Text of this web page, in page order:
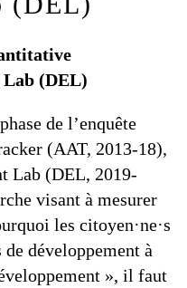
Lab (DEL)
de l’enquête
(AAT, 2013-18),
Lab (DEL, 2019-
visant à mesurer
les citoyen·ne·s
de développement à
», il faut